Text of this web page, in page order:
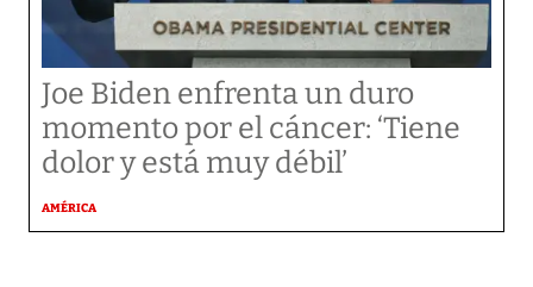
Joe Biden enfrenta un duro
momento por el cáncer: ‘Tiene
dolor y está muy débil’
AMÉRICA